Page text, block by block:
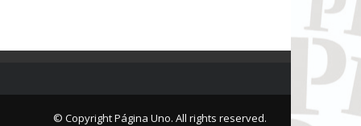
© Copyright Página Uno. All rights reserved.